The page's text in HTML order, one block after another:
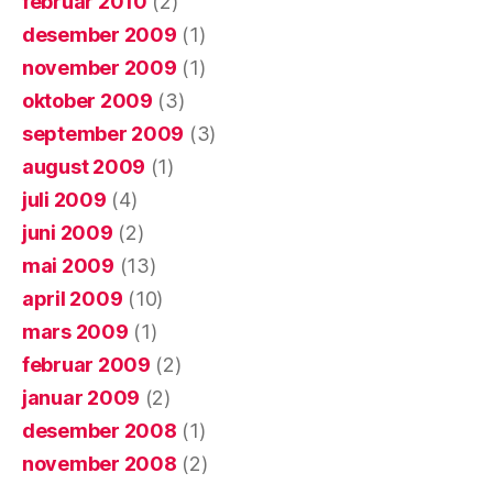
desember 2009 (1)
november 2009 (1)
oktober 2009 (3)
september 2009 (3)
august 2009 (1)
juli 2009 (4)
juni 2009 (2)
mai 2009 (13)
april 2009 (10)
mars 2009 (1)
februar 2009 (2)
januar 2009 (2)
desember 2008 (1)
november 2008 (2)